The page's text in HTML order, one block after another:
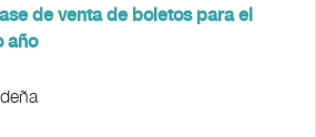
de venta de boletos para el
año